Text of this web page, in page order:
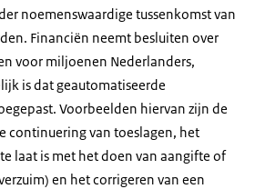
noemenswaardige tussenkomst van
Financiën neemt besluiten over
voor miljoenen Nederlanders,
is dat geautomatiseerde
Voorbeelden hiervan zijn de
continuering van toeslagen, het
laat is met het doen van aangifte of
en het corrigeren van een